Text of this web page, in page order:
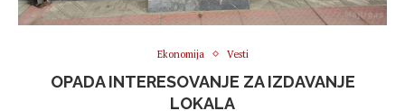
Ekonomija Vesti
OPADA INTERESOVANJE ZA IZDAVANJE
LOKALA